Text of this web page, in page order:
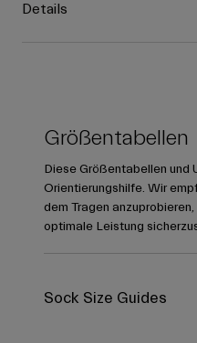
Details
Größentabellen
Diese Größentabellen und
Orientierungshilfe. Wir
dem Tragen
optimale Leistung
Sock Size Guides